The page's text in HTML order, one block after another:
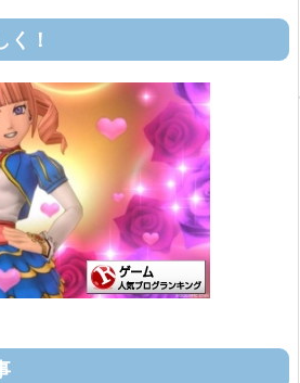
く！